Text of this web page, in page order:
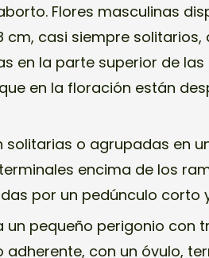
Flores masculinas
cm, casi siempre solitarios,
en la parte superior de las
en la floración están
solitarias o agrupadas en
encima de los
por un pedúnculo corto
un pequeño perigonio con
con un óvulo,